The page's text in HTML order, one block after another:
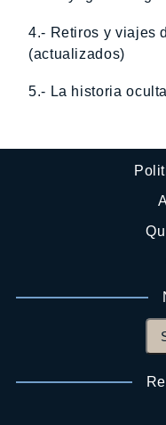
4.- Retiros y viajes
(actualizados)
5.- La historia